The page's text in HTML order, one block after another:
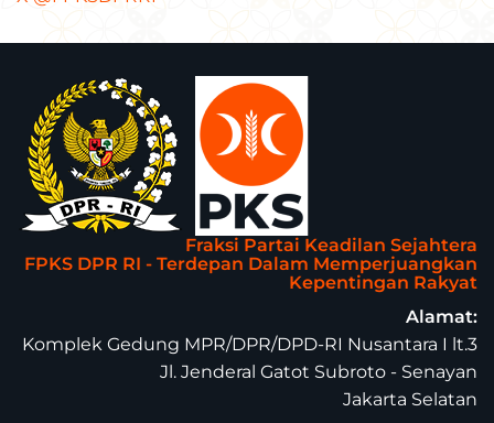
Fraksi Partai Keadilan Sejahtera
FPKS DPR RI - Terdepan Dalam Memperjuangkan
Kepentingan Rakyat
Alamat:
Komplek Gedung MPR/DPR/DPD-RI Nusantara I lt.3
Jl. Jenderal Gatot Subroto - Senayan
Jakarta Selatan